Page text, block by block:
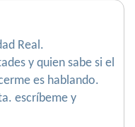
Real.
y quien sabe si el
es hablando.
escríbeme y